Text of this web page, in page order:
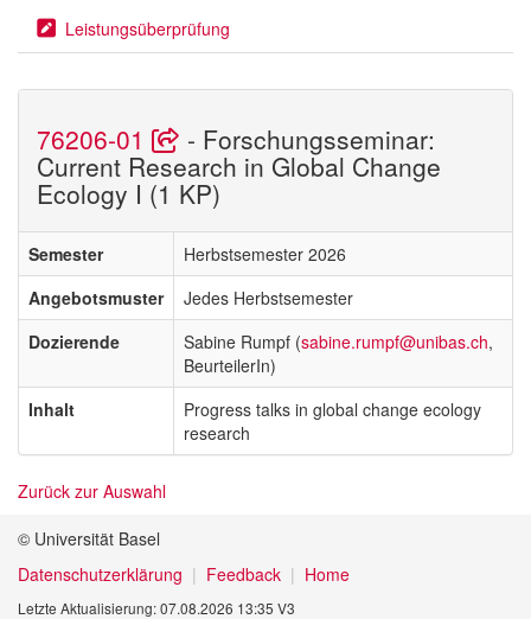
Leistungsüberprüfung
76206-01 - Forschungsseminar:
Current Research in Global Change
Ecology I (1 KP)
Semester
Herbstsemester 2026
Angebotsmuster
Jedes Herbstsemester
Dozierende
Sabine Rumpf (sabine.rumpf@unibas.ch,
BeurteilerIn)
Inhalt
Progress talks in global change ecology
research
Zurück zur Auswahl
© Universität Basel
Datenschutzerklärung
Feedback Home
Letzte Aktualisierung: 07.08.2026 13:35 V3